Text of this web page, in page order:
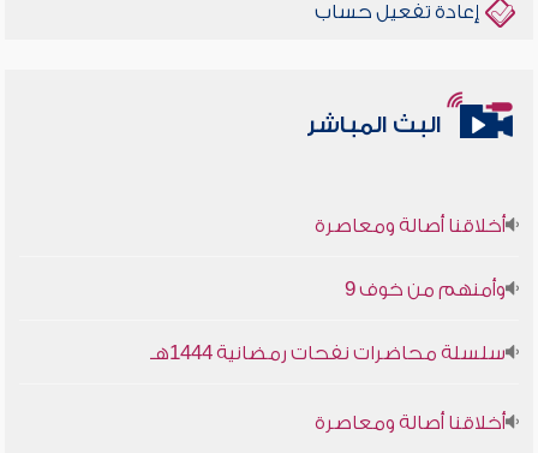
إعادة تفعيل حساب
البث المباشر
أخلاقنا أصالة ومعاصرة
وأمنهم من خوف 9
سلسلة محاضرات نفحات رمضانية 1444هـ
أخلاقنا أصالة ومعاصرة